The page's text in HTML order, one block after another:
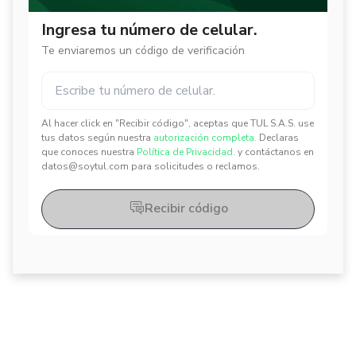
Ingresa tu número de celular.
Te enviaremos un código de verificación
Al hacer click en "Recibir código", aceptas que TUL S.A.S. use
tus datos según nuestra autorización completa. Declaras
que conoces nuestra Política de Privacidad. y contáctanos en
datos@soytul.com para solicitudes o reclamos.
✕
✕
Recibir código